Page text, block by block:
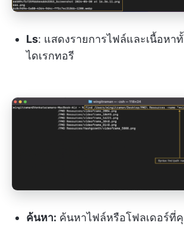
Ls: แสดงรายการไฟล์และเนื้อหา
ไดเรกทอรี
ค้นหา: ค้นหาไฟล์หรือโฟลเดอร์ที่